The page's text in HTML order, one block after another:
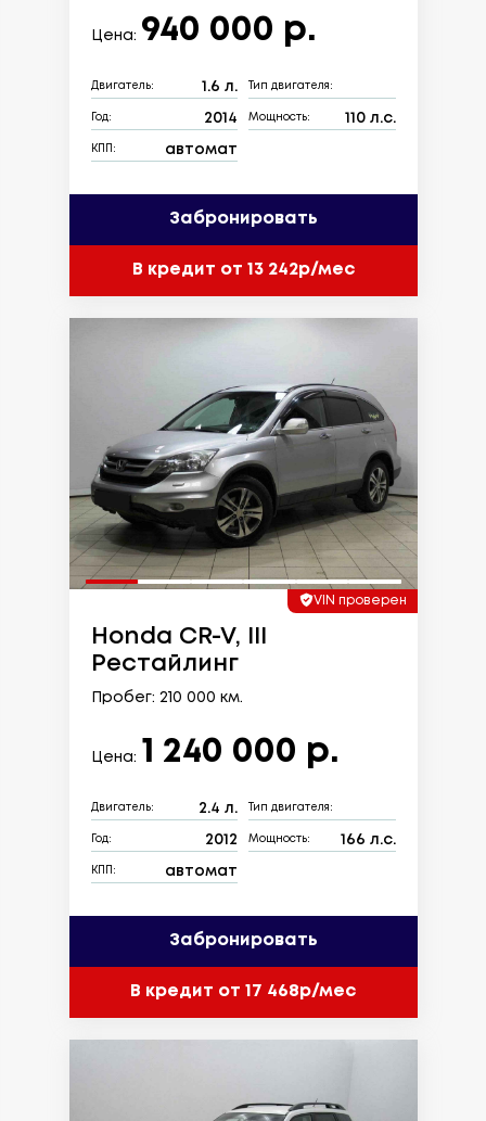
Цена: 940 000 р.
Двигатель: 1.6 л. Тип двигателя:
Год: 2014 Мощность: 110 л.с.
КПП: автомат
Забронировать
В кредит от 13 242р/мес
VIN проверен
Honda CR-V, III
Рестайлинг
Пробег: 210 000 км.
Цена: 1 240 000 р.
Двигатель: 2.4 л. Тип двигателя:
Год: 2012 Мощность: 166 л.с.
КПП: автомат
Забронировать
В кредит от 17 468р/мес